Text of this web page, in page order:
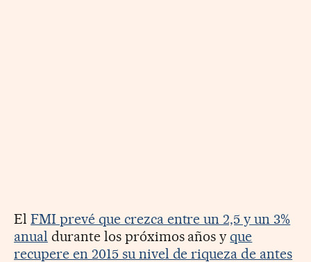
El FMI prevé que crezca entre un 2,5 y un 3%
anual durante los próximos años yque
recupere en 2015 su nivel de riqueza de antes